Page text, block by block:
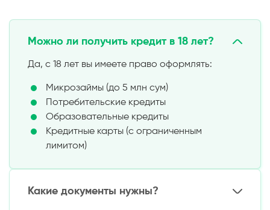
Можно ли получить кредит в 18 лет?
Да, с 18 лет вы имеете право оформлять:
Микрозаймы (до 5 млн сум)
Потребительские кредиты
Образовательные кредиты
Кредитные карты (с ограниченным
лимитом)
Какие документы нужны?